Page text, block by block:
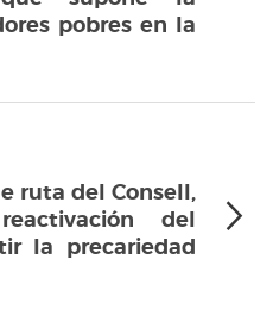
pobres en la
ruta del Consell,
del
la precariedad